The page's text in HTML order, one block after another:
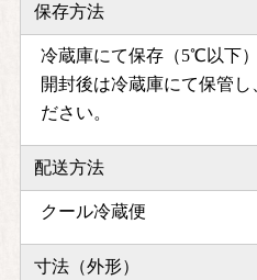
保存方法
冷蔵庫にて保存（5℃以下）
開封後は冷蔵庫にて保管し
ださい。
配送方法
クール冷蔵便
寸法（外形）